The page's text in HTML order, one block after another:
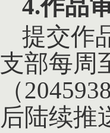
4.作品
提交作
支部每周
（
后陆续推